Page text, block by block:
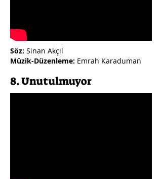
Söz: Sinan Akçıl
Müzik-Düzenleme: Emrah Karaduman
8. Unutulmuyor